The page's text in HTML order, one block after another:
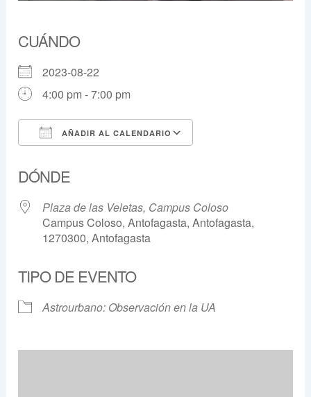
CUÁNDO
2023-08-22
4:00 pm - 7:00 pm
AÑADIR AL CALENDARIO
DÓNDE
Plaza de las Veletas, Campus Coloso
Campus Coloso, Antofagasta, Antofagasta,
1270300, Antofagasta
TIPO DE EVENTO
Astrourbano: Observación en la UA